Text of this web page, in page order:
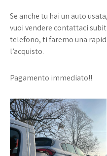
Se anche tu hai un auto
vuoi vendere contattaci
telefono, ti faremo una
l’acquisto.
Pagamento immediato!!